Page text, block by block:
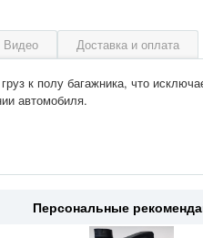
Видео Доставка и оплата
к полу багажника, что
автомобиля.
Персональные